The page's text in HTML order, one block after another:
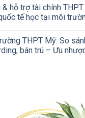
hỗ trợ tài chính
tế học tại môi
THPT Mỹ: So
bán trú – Ưu